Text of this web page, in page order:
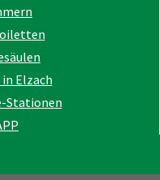
Elzach
Stationen